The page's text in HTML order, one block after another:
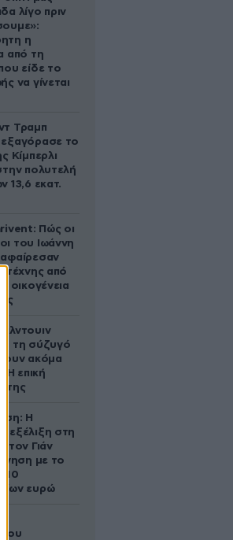
λίγο πριν
η
από τη
είδε το
να γίνεται
Τραμπ
το
Κίμπερλι
πολυτελή
13,6 εκατ.
Πώς οι
του Ιωάννη
τέχνης από
οικογένεια
τη σύζυγό
ακόμα
Η επική
της
Η
εξέλιξη στη
τον Γιάν
με το
10
ευρώ